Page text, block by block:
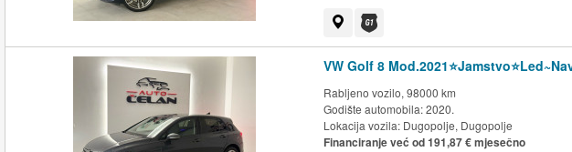
VW Golf 8
Rabljeno vozilo, 98000 km
Godište automobila: 2020.
Lokacija vozila: Dugopolje, Dugopolje
Financiranje već od 191,87 € mjesečno